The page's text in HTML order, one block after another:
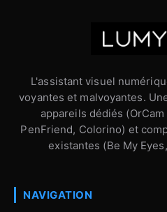
L'assistant visuel
voyantes et malvoyantes.
appareils dédiés
PenFriend, Colorino) et
existantes (Be My
NAVIGATION